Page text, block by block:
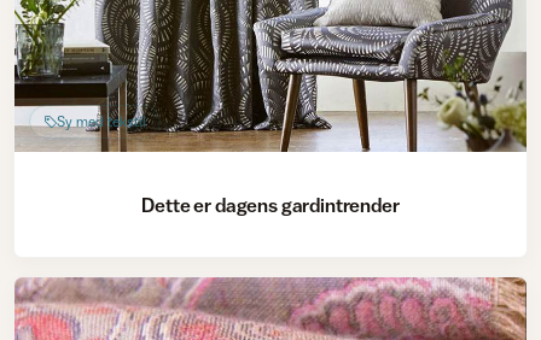
Sy med tekstil
Dette er dagens gardintrender